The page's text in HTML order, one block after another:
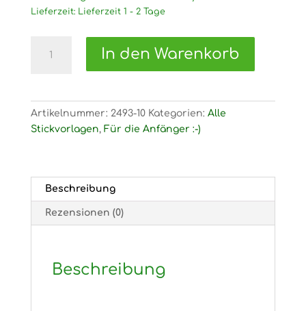
Lieferzeit: Lieferzeit 1 - 2 Tage
Stickvorlage
….
-
In den Warenkorb
Artikelnummer: 2493-10 Kategorien: Alle
Stickvorlagen, Für die Anfänger :-)
Beschreibung
Rezensionen (0)
Beschreibung